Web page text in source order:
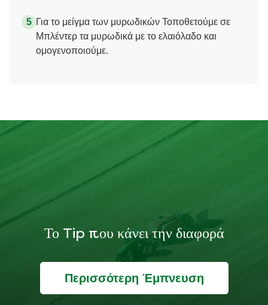
Για το μείγμα των μυρωδικών Τοποθετούμε σε
Μπλέντερ τα μυρωδικά με το ελαιόλαδο και
ομογενοποιούμε.
Το Tip που κάνει την διαφορά
Περισσότερη Έμπνευση